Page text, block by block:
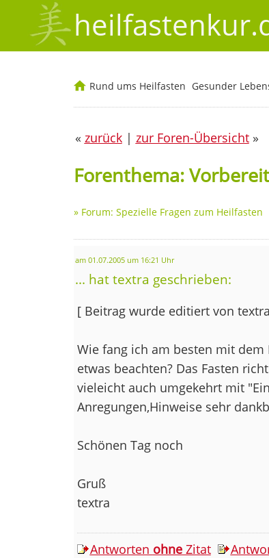
Rund ums Heilfasten Gesunder
« zurück| zur Foren-Übersicht»
Forenthema:
» Forum: Spezielle Fragen zum Heilfasten
am 01.07.2005 um 16:21 Uhr
... hat textra geschrieben:
[ Beitrag wurde editiert von
Wie fang ich am besten mit dem
etwas beachten? Das Fasten
vieleicht auch umgekehrt mit
Anregungen,Hinweise sehr
Schönen Tag noch
Gruß
textra
Antworten ohneZitat